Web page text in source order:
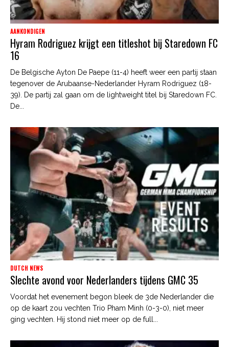
AANKONDIGEN
Hyram Rodriguez krijgt een titleshot bij Staredown FC
16
De Belgische Ayton De Paepe (11-4) heeft weer een partij staan
tegenover de Arubaanse-Nederlander Hyram Rodriguez (18-
39). De partij zal gaan om de lightweight titel bij Staredown FC.
De...
DUTCH NEWS
Slechte avond voor Nederlanders tijdens GMC 35
Voordat het evenement begon bleek de 3de Nederlander die
op de kaart zou vechten Trio Pham Minh (0-3-0), niet meer
ging vechten. Hij stond niet meer op de full...